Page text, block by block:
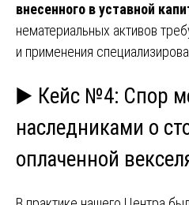
внесенного в уставной
нематериальных активов
и применения
▶️ Кейс №4: Спор
наследниками о
оплаченной